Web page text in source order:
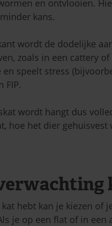
en ontvlooien.
kans.
wordt de dodelijke
zoals in een cattery
en speelt stress
FIP.
wordt hangt dus
hoe het dier
hebt kan je kiezen
je op een flat of in